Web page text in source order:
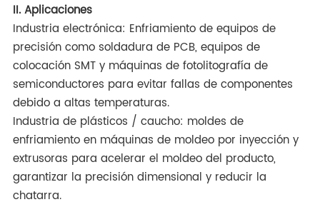
II. Aplicaciones
Industria electrónica: Enfriamiento de equipos de
precisión como soldadura de PCB, equipos de
colocación SMT y máquinas de fotolitografía de
semiconductores para evitar fallas de componentes
debido a altas temperaturas.
Industria de plásticos / caucho: moldes de
enfriamiento en máquinas de moldeo por inyección y
extrusoras para acelerar el moldeo del producto,
garantizar la precisión dimensional y reducir la
chatarra.